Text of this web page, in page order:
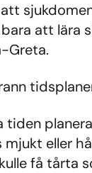
att lära
Greta.
eller
få tårta